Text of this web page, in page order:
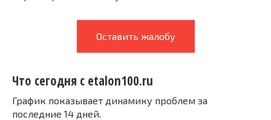
Оставить жалобу
Что сегодня с etalon100.ru
График показывает динамику проблем за
последние 14 дней.